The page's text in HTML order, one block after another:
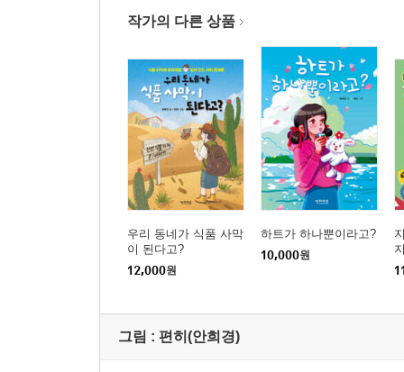
작가의 다른 상품
우리 동네가 식품 사막
이 된다고?
12,000원
하트가 하나뿐이라고?
10,000원
그림 : 편히(안희경)